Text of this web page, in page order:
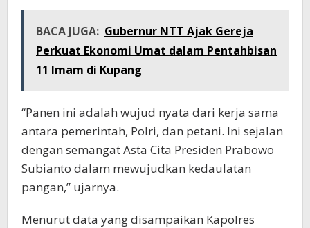
BACA JUGA: Gubernur NTT Ajak Gereja
Perkuat Ekonomi Umat dalam Pentahbisan
11 Imam di Kupang
“Panen ini adalah wujud nyata dari kerja sama
antara pemerintah, Polri, dan petani. Ini sejalan
dengan semangat Asta Cita Presiden Prabowo
Subianto dalam mewujudkan kedaulatan
pangan,” ujarnya.
Menurut data yang disampaikan Kapolres